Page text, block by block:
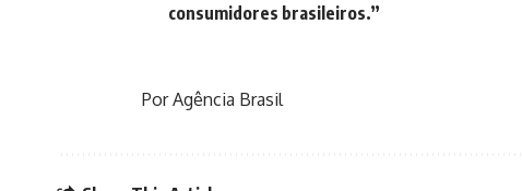
consumidores brasileiros.”
Por Agência Brasil